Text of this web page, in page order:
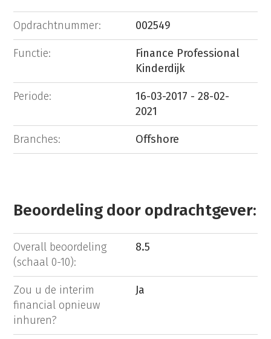
Opdrachtnummer: 002549
Functie:
Finance Professional
Kinderdijk
Periode:
16-03-2017 - 28-02-
2021
Branches: Offshore
Beoordeling door opdrachtgever:
Overall beoordeling
(schaal 0-10):
8.5
Zou u de interim
financial opnieuw
inhuren?
Ja